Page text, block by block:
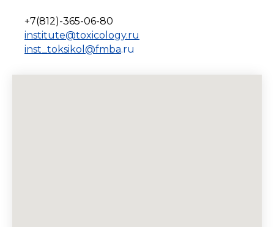
+7(812)-365-06-80
institute@toxicology.ru
inst_toksikol@fmba.ru